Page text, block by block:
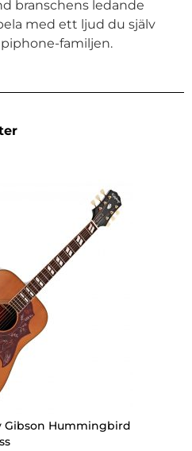
branschens ledande
med ett ljud du själv
familjen.
Gibson Hummingbird